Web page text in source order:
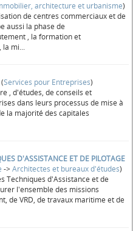
architecture et urbanisme)
de centres commerciaux et de
aussi la phase de
, la formation et
mi...
Services pour Entreprises)
, d'études, de conseils et
dans leurs processus de mise à
la majorité des capitales
D'ASSISTANCE ET DE PILOTAGE
->Architectes et bureaux d'études)
Techniques d'Assistance et de
l'ensemble des missions
de VRD, de travaux maritime et de